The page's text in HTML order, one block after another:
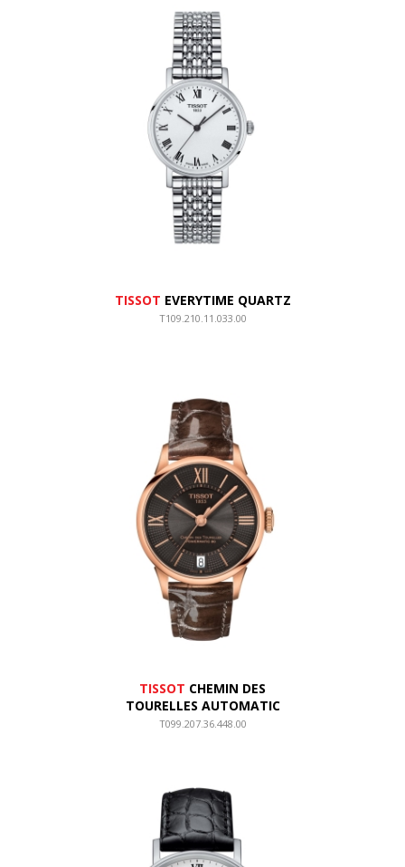
TISSOT EVERYTIME QUARTZ
T109.210.11.033.00
TISSOT CHEMIN DES
TOURELLES AUTOMATIC
T099.207.36.448.00